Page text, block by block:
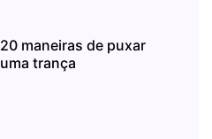
20 maneiras de puxar
uma trança